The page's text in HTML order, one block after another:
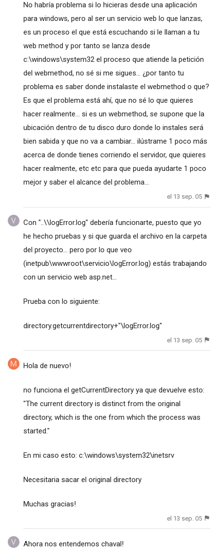
No habría problema si lo hicieras desde una aplicación
para windows, pero al ser un servicio web lo que lanzas,
es un proceso el que está escuchando si le llaman a tu
web method y por tanto se lanza desde
c:\windows\system32 el proceso que atiende la petición
del webmethod, no sé si me sigues... ¿por tanto tu
problema es saber donde instalaste el webmethod o que?
Es que el problema está ahí, que no sé lo que quieres
hacer realmente... si es un webmethod, se supone que la
ubicación dentro de tu disco duro donde lo instales será
bien sabida y que no va a cambiar... ilústrame 1 poco más
acerca de donde tienes corriendo el servidor, que quieres
hacer realmente, etc etc para que pueda ayudarte 1 poco
mejor y saber el alcance del problema...
el 13 sep. 05
Con "..\\logError.log" debería funcionarte, puesto que yo
he hecho pruebas y si que guarda el archivo en la carpeta
del proyecto... pero por lo que veo
(inetpub\wwwroot\servicio\logError.log) estás trabajando
con un servicio web asp.net...
Prueba con lo siguiente:
directory.getcurrentdirectory+"\logError.log"
el 13 sep. 05
Hola de nuevo!
no funciona el getCurrentDirectory ya que devuelve esto:
"The current directory is distinct from the original
directory, which is the one from which the process was
started."
En mi caso esto: c:\windows\system32\inetsrv
Necesitaria sacar el original directory
Muchas gracias!
el 13 sep. 05
Ahora nos entendemos chaval!